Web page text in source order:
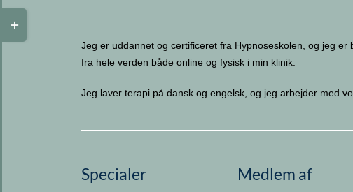
Jeg er uddannet og certificeret fra Hypnoseskolen, og jeg
fra hele verden både online og fysisk i min klinik.
Jeg laver terapi på dansk og engelsk, og jeg arbejder med
Specialer Medlem af